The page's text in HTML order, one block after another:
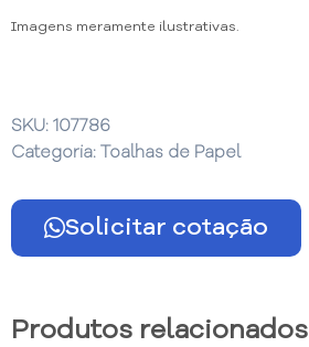
Imagens meramente ilustrativas.
SKU: 107786
Categoria:
Toalhas de Papel
Solicitar cotação
Produtos relacionados